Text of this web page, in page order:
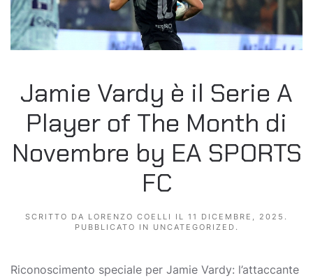
Jamie Vardy è il Serie A
Player of The Month di
Novembre by EA SPORTS
FC
SCRITTO DA LORENZO COELLI IL 11 DICEMBRE, 2025 .
PUBBLICATO IN UNCATEGORIZED .
Riconoscimento speciale per Jamie Vardy: l’attaccante